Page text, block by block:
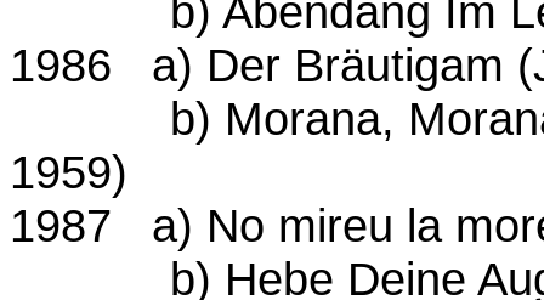
b) Abendang Im
1986 a) Der Bräutigam
b) Morana, Morana!
1959)
1987 a) No mireu la
b) Hebe Deine